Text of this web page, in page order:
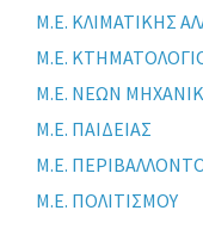
Μ.Ε. ΚΛΙΜΑΤΙΚΗΣ
Μ.Ε.
Μ.Ε. ΝΕΩΝ
Μ.Ε. ΠΑΙΔΕΙΑΣ
Μ.Ε.
Μ.Ε. ΠΟΛΙΤΙΣΜΟΥ